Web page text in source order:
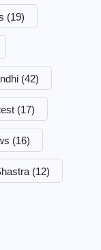
(19)
(42)
(17)
(16)
(12)